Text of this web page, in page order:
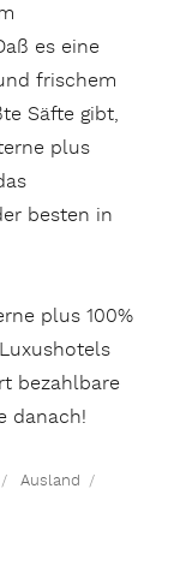
es eine
frischem
Säfte gibt,
plus
besten in
plus 100%
bezahlbare
danach!
Ausland